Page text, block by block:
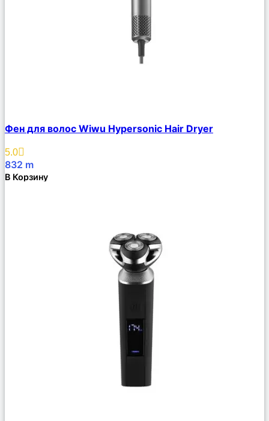
Описание
Избранное
Фен для волос Wiwu Hypersonic Hair Dryer
5.0
832 m
В Корзину